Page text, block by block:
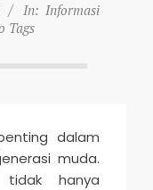
In: Informasi
Tags
dalam
muda.
tidak hanya